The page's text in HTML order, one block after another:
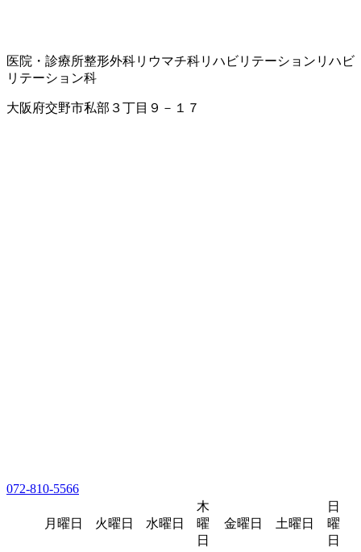
医院・診療所整形外科リウマチ科リハビリテーション リハビ
リテーション科
大阪府交野市私部３丁目９－１７
072-810-5566
月曜日 火曜日 水曜日
木
曜
日
金曜日 土曜日
日
曜
日